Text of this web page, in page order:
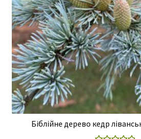
Біблійне дерево кедр